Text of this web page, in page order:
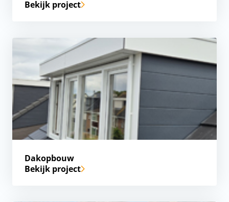
Bekijk project
Dakopbouw
Bekijk project